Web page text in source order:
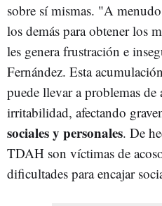
sobre sí mismas. "A
los demás para obtener los
les genera frustración e
Fernández. Esta
puede llevar a problemas de
irritabilidad, afectando
sociales y personales. De
TDAH son víctimas de
dificultades para encajar